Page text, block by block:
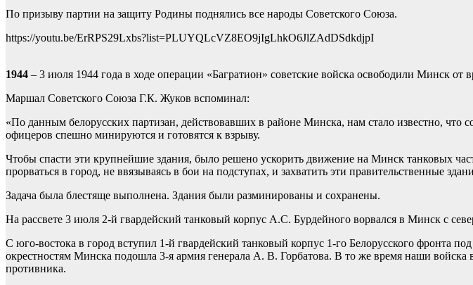
По призыву партии на защиту Родины поднялись все народы Советского Союза.
https://youtu.be/ErRPS29Lxbs?list=PLUYQLcVZ8EO9jIgLhkO6JlZAdDSdkdjpI
1944 – 3 июля 1944 года в ходе операции «Багратион» советские войска освободили Минск от
Маршал Советского Союза Г.К. Жуков вспоминал:
«По данным белорусских партизан, действовавших в районе Минска, нам стало известно,
офицеров спешно минируются и готовятся к взрыву.
Чтобы спасти эти крупнейшие здания, было решено ускорить движение на Минск танковых
прорваться в город, не ввязываясь в бои на подступах, и захватить эти правительственные
Задача была блестяще выполнена. Здания были разминированы и сохранены.
На рассвете 3 июля 2-й гвардейский танковый корпус А.С. Бурдейного ворвался в Минск с
С юго-востока в город вступил 1-й гвардейский танковый корпус 1-го Белорусского
окрестностям Минска подошла 3-я армия генерала А. В. Горбатова. В то же время наши
противника.